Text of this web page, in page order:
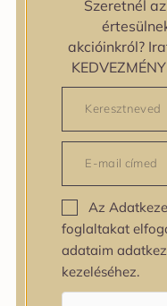
zipiderm
Bőrállapot
Bőrállapot
Bőrtípus
Bőrtípus
Száraz
Zsíros
Bőrprobléma
Bőrpír
Szeretnél
akcióinkról?
Az
foglaltakat
adataim
kezeléséhez.